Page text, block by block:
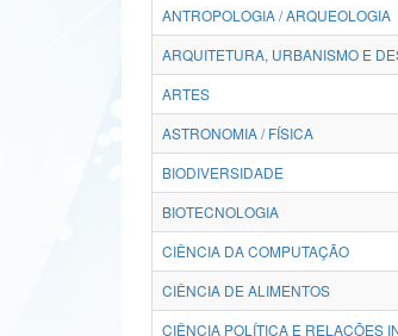
ANTROPOLOGIA / ARQUEOLOGIA
ARQUITETURA, URBANISMO E
ARTES
ASTRONOMIA / FÍSICA
BIODIVERSIDADE
BIOTECNOLOGIA
CIÊNCIA DA COMPUTAÇÃO
CIÊNCIA DE ALIMENTOS
CIÊNCIA POLÍTICA E RELAÇÕES